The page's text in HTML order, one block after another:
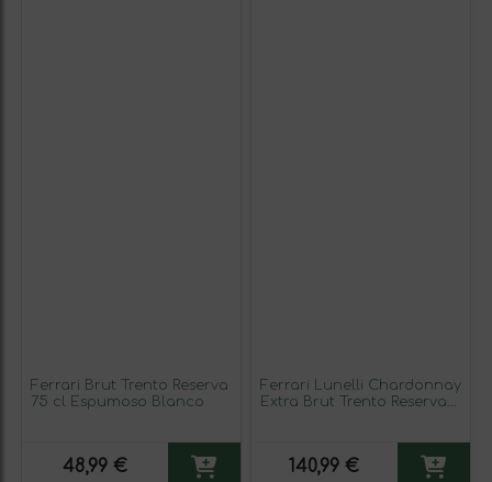
Ferrari Brut Trento Reserva
75 cl Espumoso Blanco
48,99 €
Ferrari Lunelli Chardonnay
Extra Brut Trento Reserva
140,99 €